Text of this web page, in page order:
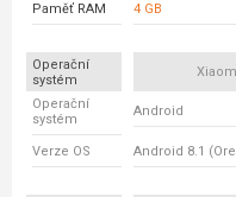
Paměť RAM 4 GB
Operační
systém
Operační
systém
Android
Verze OS Android 8.1